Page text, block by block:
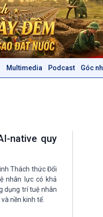
Multimedia Podcast Góc
Sức sống hàng Việt
Khởi nghiệp
thương mại
Podcast
native quy
Thách thức Đổi
nhân lực có khả
dụng trí tuệ nhân
nền kinh tế.